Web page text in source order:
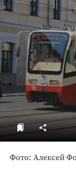
Фото: Алексей